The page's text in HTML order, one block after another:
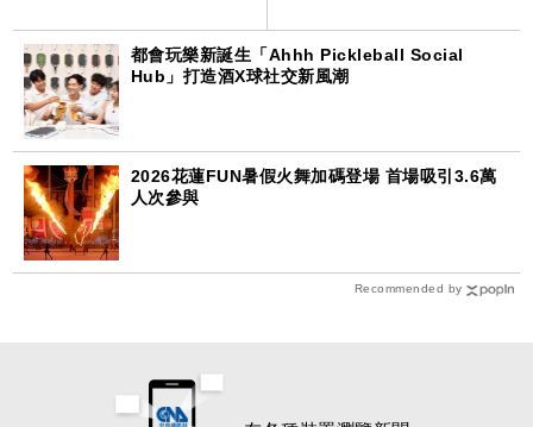
都會玩樂新誕生「Ahhh Pickleball Social
Hub」打造酒X球社交新風潮
2026花蓮FUN暑假火舞加碼登場 首場吸引3.6萬
人次參與
Recommended by